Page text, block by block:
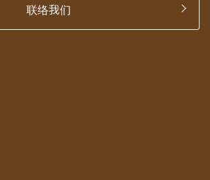
联络我们